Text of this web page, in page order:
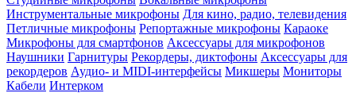
Инструментальные микрофоны Для кино, радио, телевидения
Петличные микрофоны Репортажные микрофоны Караоке
Микрофоны для смартфонов Аксессуары для микрофонов
Наушники Гарнитуры Рекордеры, диктофоны Аксессуары для
рекордеров Аудио- и MIDI-интерфейсы Микшеры Мониторы
Кабели Интерком